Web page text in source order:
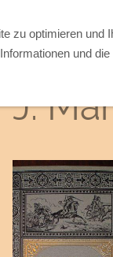
J.
zu optimieren und
und